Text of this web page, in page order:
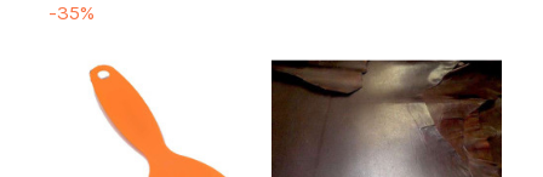
-35%